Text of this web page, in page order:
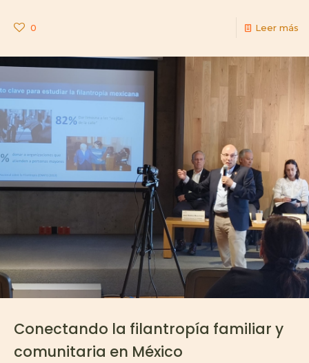
0 Leer más
Conectando la filantropía familiar y
comunitaria en México